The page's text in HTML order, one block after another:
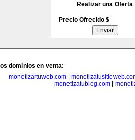
Realizar una Oferta
Precio Ofrecido $
dominios en venta:
monetizartuweb.com|
monetizatublog.com|